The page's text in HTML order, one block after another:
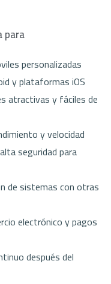
para
personalizadas
y plataformas iOS
atractivas y fáciles de
y velocidad
seguridad para
de sistemas con otras
electrónico y pagos
después del